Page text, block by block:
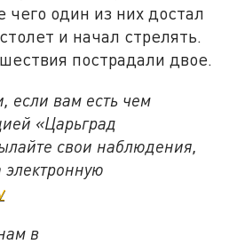
чего один из них достал
и начал стрелять.
пострадали двое.
если вам есть чем
«Царьград
свои наблюдения,
в